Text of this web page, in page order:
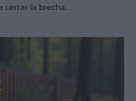
cerrar la brecha…